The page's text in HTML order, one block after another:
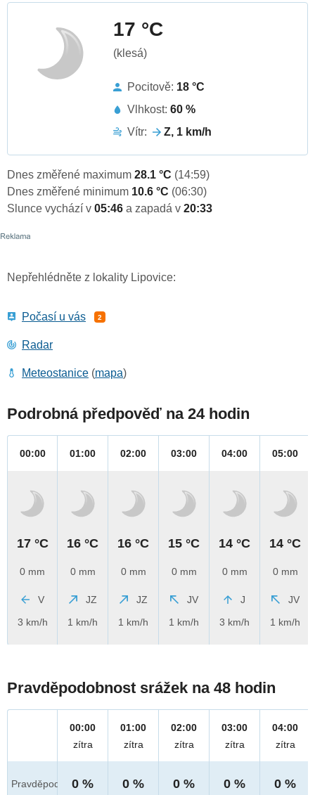
17 °C
(klesá)
Pocitově: 18 °C
Vlhkost: 60 %
Vítr:
Z, 1 km/h
Dnes změřené maximum 28.1 °C (14:59)
Dnes změřené minimum 10.6 °C (06:30)
Slunce vychází v 05:46 a zapadá v 20:33
Nepřehlédněte z lokality Lipovice:
Počasí u vás 2
Radar
Meteostanice (mapa)
Podrobná předpověď na 24 hodin
00:00
17 °C
0 mm
V
3 km/h
01:00
16 °C
0 mm
JZ
1 km/h
02:00
16 °C
0 mm
JZ
1 km/h
03:00
15 °C
0 mm
JV
1 km/h
04:00
14 °C
0 mm
J
3 km/h
05:00
14 °C
0 mm
JV
1 km/h
Pravděpodobnost srážek na 48 hodin
Pravděpod.
00:00
zítra
0 %
01:00
zítra
0 %
02:00
zítra
0 %
03:00
zítra
0 %
04:00
zítra
0 %